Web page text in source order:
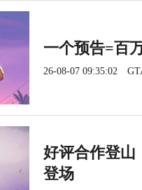
一个预告=百
26-08-07 09:35:02
好评合作登山
登场